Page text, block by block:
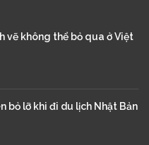
vẽ không thể bỏ qua ở Việt
bỏ lỡ khi đi du lịch Nhật Bản